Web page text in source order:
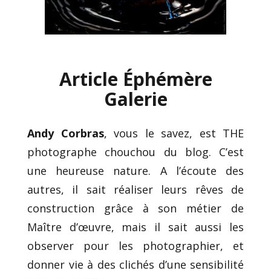
Article Éphémère
Galerie
Andy Corbras, vous le savez, est THE
photographe chouchou du blog. C’est
une heureuse nature. A l’écoute des
autres, il sait réaliser leurs rêves de
construction grâce à son métier de
Maître d’œuvre, mais il sait aussi les
observer pour les photographier, et
donner vie à des clichés d’une sensibilité